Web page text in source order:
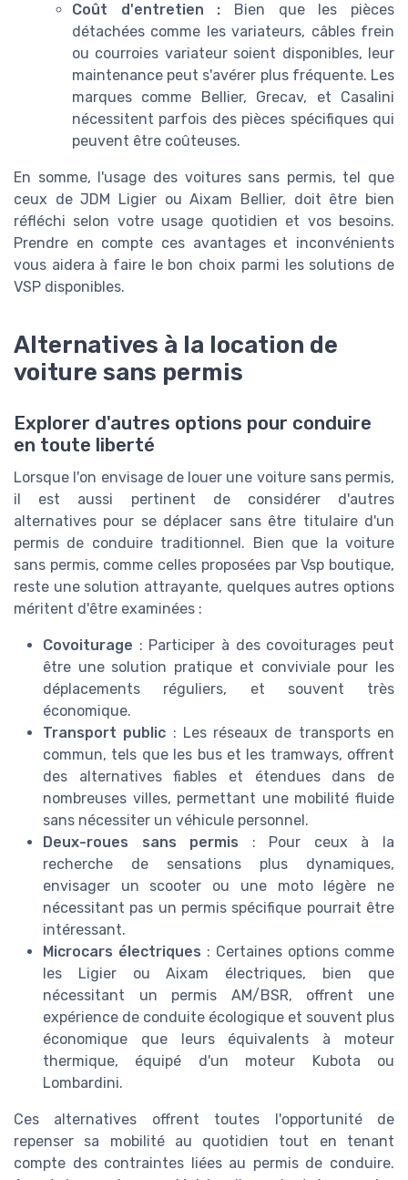
Coût d'entretien : Bien que les pièces
détachées comme les variateurs, câbles frein
ou courroies variateur soient disponibles, leur
maintenance peut s'avérer plus fréquente. Les
marques comme Bellier, Grecav, et Casalini
nécessitent parfois des pièces spécifiques qui
peuvent être coûteuses.
En somme, l'usage des voitures sans permis, tel que
ceux de JDM Ligier ou Aixam Bellier, doit être bien
réfléchi selon votre usage quotidien et vos besoins.
Prendre en compte ces avantages et inconvénients
vous aidera à faire le bon choix parmi les solutions de
VSP disponibles.
Alternatives à la location de
voiture sans permis
Explorer d'autres options pour conduire
en toute liberté
Lorsque l'on envisage de louer une voiture sans permis,
il est aussi pertinent de considérer d'autres
alternatives pour se déplacer sans être titulaire d'un
permis de conduire traditionnel. Bien que la voiture
sans permis, comme celles proposées par Vsp boutique,
reste une solution attrayante, quelques autres options
méritent d'être examinées :
Covoiturage : Participer à des covoiturages peut
être une solution pratique et conviviale pour les
déplacements réguliers, et souvent très
économique.
Transport public : Les réseaux de transports en
commun, tels que les bus et les tramways, offrent
des alternatives fiables et étendues dans de
nombreuses villes, permettant une mobilité fluide
sans nécessiter un véhicule personnel.
Deux-roues sans permis : Pour ceux à la
recherche de sensations plus dynamiques,
envisager un scooter ou une moto légère ne
nécessitant pas un permis spécifique pourrait être
intéressant.
Microcars électriques : Certaines options comme
les Ligier ou Aixam électriques, bien que
nécessitant un permis AM/BSR, offrent une
expérience de conduite écologique et souvent plus
économique que leurs équivalents à moteur
thermique, équipé d'un moteur Kubota ou
Lombardini.
Ces alternatives offrent toutes l'opportunité de
repenser sa mobilité au quotidien tout en tenant
compte des contraintes liées au permis de conduire.